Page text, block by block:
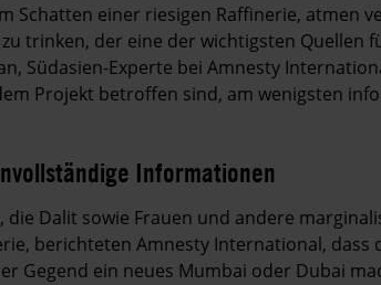
Schatten einer riesigen Raffinerie, atmen
trinken, der eine der wichtigsten Quellen
Südasien-Experte bei Amnesty
Projekt betroffen sind, am wenigsten
Informationen
die Dalit sowie Frauen und andere
berichteten Amnesty International, dass
Gegend ein neues Mumbai oder Dubai